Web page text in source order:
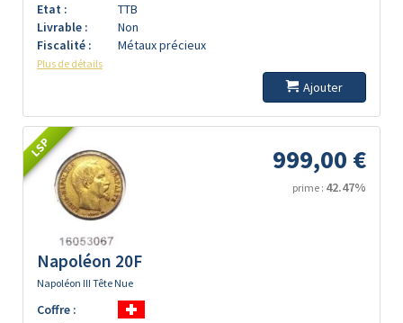
Etat :
TTB
Livrable :
Non
Fiscalité :
Métaux précieux
Plus de détails
Ajouter
LSP 999,00 €
prime : 42.47%
Napoléon 20F
Napoléon III Tête Nue
Coffre :